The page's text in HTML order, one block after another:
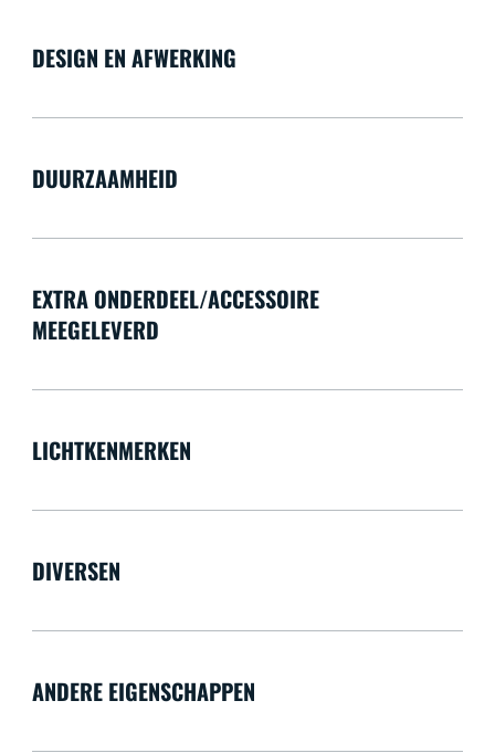
DESIGN EN AFWERKING
DUURZAAMHEID
EXTRA ONDERDEEL/ACCESSOIRE
MEEGELEVERD
LICHTKENMERKEN
DIVERSEN
ANDERE EIGENSCHAPPEN